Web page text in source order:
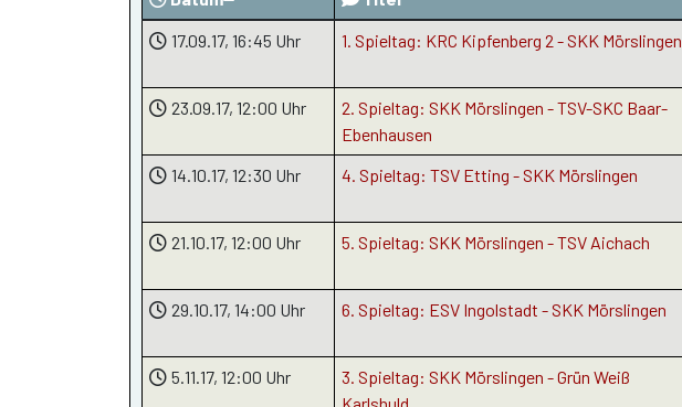
17.09.17, 16:45 Uhr 1. Spieltag: KRC Kipfenberg 2 - SKK Mörslingen
23.09.17, 12:00 Uhr
2. Spieltag: SKK Mörslingen - TSV-SKC Baar-
Ebenhausen
14.10.17, 12:30 Uhr 4. Spieltag: TSV Etting - SKK Mörslingen
21.10.17, 12:00 Uhr 5. Spieltag: SKK Mörslingen - TSV Aichach
29.10.17, 14:00 Uhr 6. Spieltag: ESV Ingolstadt - SKK Mörslingen
5.11.17, 12:00 Uhr
3. Spieltag: SKK Mörslingen - Grün Weiß